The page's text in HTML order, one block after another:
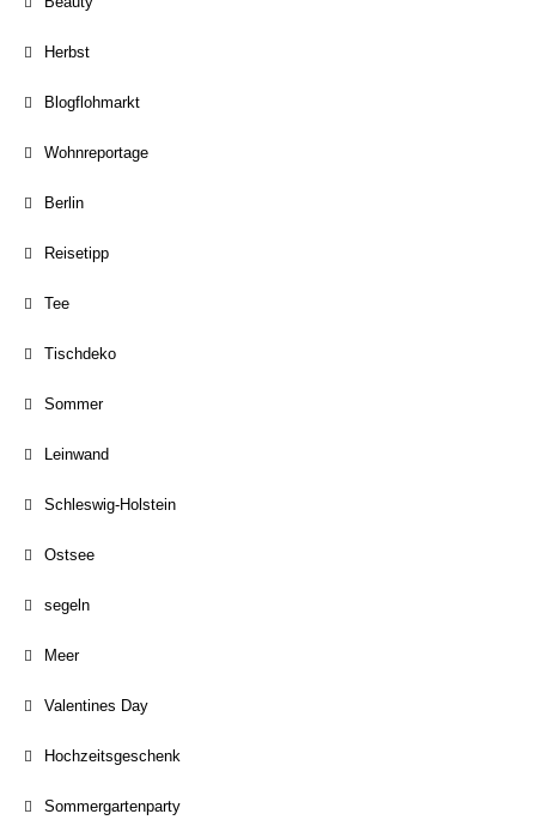
Herbst
Blogflohmarkt
Wohnreportage
Berlin
Reisetipp
Tee
Tischdeko
Sommer
Leinwand
Schleswig-Holstein
Ostsee
segeln
Meer
Valentines Day
Hochzeitsgeschenk
Sommergartenparty